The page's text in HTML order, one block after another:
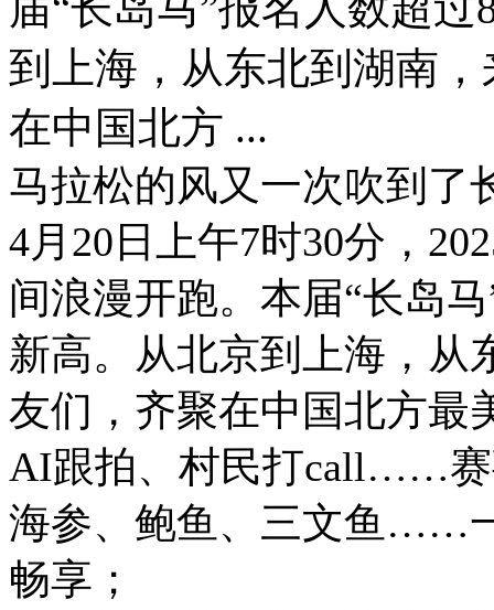
到上海，从东北到湖南
在中国北方 ...
马拉松的风又一次吹到了
4月20日上午7时30分，
间浪漫开跑。本届“长岛
新高。从北京到上海，从
友们，齐聚在中国北方最
AI跟拍、村民打call……赛
海参、鲍鱼、三文鱼……
畅享；